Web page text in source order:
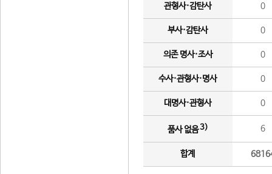
관형사·감탄사 0
부사·감탄사 0
의존 명사·조사 0
수사·관형사·명사 0
대명사·관형사 0
품사 없음3) 6
합계